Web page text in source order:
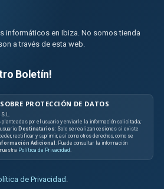
informáticos en Ibiza. No somos tienda
a través de esta web.
Boletín!
PROTECCIÓN DE DATOS
planteadas por el usuario y enviarle la información solicitada;
Destinatarios: Solo se realizan cesiones si existe
rectificar y suprimir, así como otros derechos, como se
Adicional : Puede consultar la información
Política de Privacidad
de Privacidad